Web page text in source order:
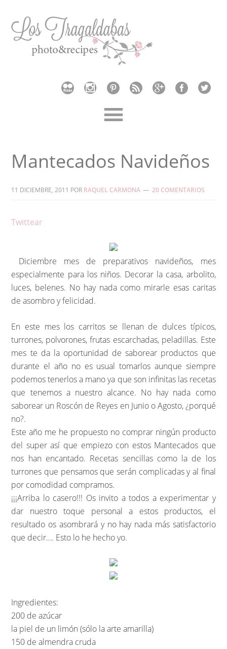
Mantecados Navideños
11 DICIEMBRE, 2011 POR RAQUEL CARMONA 20 COMENTARIOS
Twittear
Diciembre mes de preparativos navideños, mes
especialmente para los niños. Decorar la casa, arbolito,
luces, belenes. No hay nada como mirarle esas caritas
de asombro y felicidad.
En este mes los carritos se llenan de dulces típicos,
turrones, polvorones, frutas escarchadas, peladillas. Este
mes te da la oportunidad de saborear productos que
durante el año no es usual tomarlos aunque siempre
podemos tenerlos a mano ya que son infinitas las recetas
que tenemos a nuestro alcance. No hay nada como
saborear un Roscón de Reyes en Junio o Agosto, ¿porqué
no?.
Este año me he propuesto no comprar ningún producto
del super así que empiezo con estos Mantecados que
nos han encantado. Recetas sencillas como la de los
turrones que pensamos que serán complicadas y al final
por comodidad compramos.
¡¡¡Arriba lo casero!!! Os invito a todos a experimentar y
dar nuestro toque personal a estos productos, el
resultado os asombrará y no hay nada más satisfactorio
que decir…. Esto lo he hecho yo.
Ingredientes:
200 de azúcar
la piel de un limón (sólo la arte amarilla)
150 de almendra cruda